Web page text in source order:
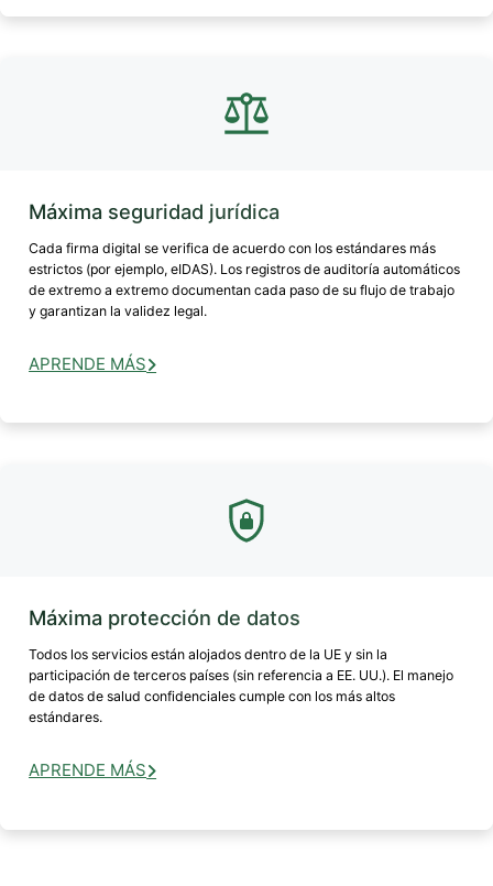
Máxima seguridad jurídica
Cada firma digital se verifica de acuerdo con los estándares más
estrictos (por ejemplo, eIDAS). Los registros de auditoría automáticos
de extremo a extremo documentan cada paso de su flujo de trabajo
y garantizan la validez legal.
APRENDE MÁS
Máxima protección de datos
Todos los servicios están alojados dentro de la UE y sin la
participación de terceros países (sin referencia a EE. UU.). El manejo
de datos de salud confidenciales cumple con los más altos
estándares.
APRENDE MÁS